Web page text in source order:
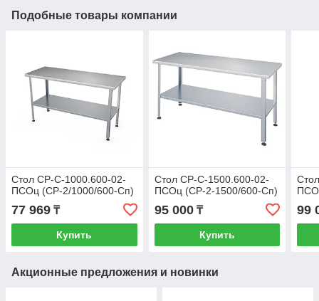
Подобные товары компании
Стол СР-С-1000.600-02-
ПСОц (СР-2/1000/600-Сп)
77 969 ₸
Купить
Стол СР-С-1500.600-02-
ПСОц (СР-2-1500/600-Сп)
95 000₸
Купить
99
Акционные предложения и новинки